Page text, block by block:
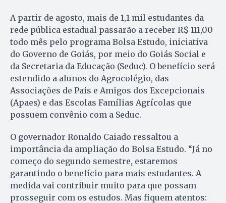
A partir de agosto, mais de 1,1 mil estudantes da
rede pública estadual passarão a receber R$ 111,00
todo mês pelo programa Bolsa Estudo, iniciativa
do Governo de Goiás, por meio do Goiás Social e
da Secretaria da Educação (Seduc). O benefício será
estendido a alunos do Agrocolégio, das
Associações de Pais e Amigos dos Excepcionais
(Apaes) e das Escolas Famílias Agrícolas que
possuem convênio com a Seduc.
O governador Ronaldo Caiado ressaltou a
importância da ampliação do Bolsa Estudo. “Já no
começo do segundo semestre, estaremos
garantindo o benefício para mais estudantes. A
medida vai contribuir muito para que possam
prosseguir com os estudos. Mas fiquem atentos: